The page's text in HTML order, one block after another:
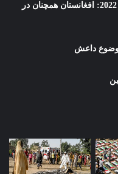
انتشار شاخص تروریسم جهانی در سال 2022: افغانستان همچنان در
داعش